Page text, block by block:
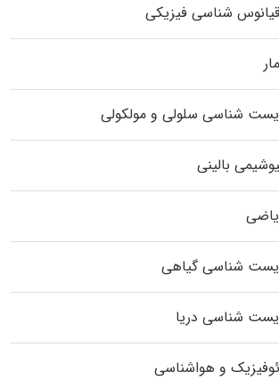
شناسی فیزیکی
شناسی سلولی و مولکولی
بالینی
شناسی گیاهی
شناسی دریا
و هواشناسی